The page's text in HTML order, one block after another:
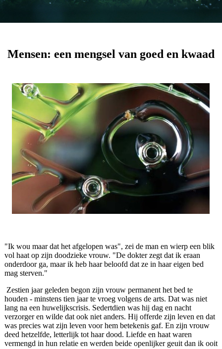
Mensen: een mengsel van goed en kwaad
"Ik wou maar dat het afgelopen was", zei de man en wierp een blik
vol haat op zijn doodzieke vrouw. "De dokter zegt dat ik eraan
onderdoor ga, maar ik heb haar beloofd dat ze in haar eigen bed
mag sterven."
Zestien jaar geleden begon zijn vrouw permanent het bed te
houden - minstens tien jaar te vroeg volgens de arts. Dat was niet
lang na een huwelijkscrisis. Sedertdien was hij dag en nacht
verzorger en wilde dat ook niet anders. Hij offerde zijn leven en dat
was precies wat zijn leven voor hem betekenis gaf. En zijn vrouw
deed hetzelfde, letterlijk tot haar dood. Liefde en haat waren
vermengd in hun relatie en werden beide openlijker geuit dan ik ooit